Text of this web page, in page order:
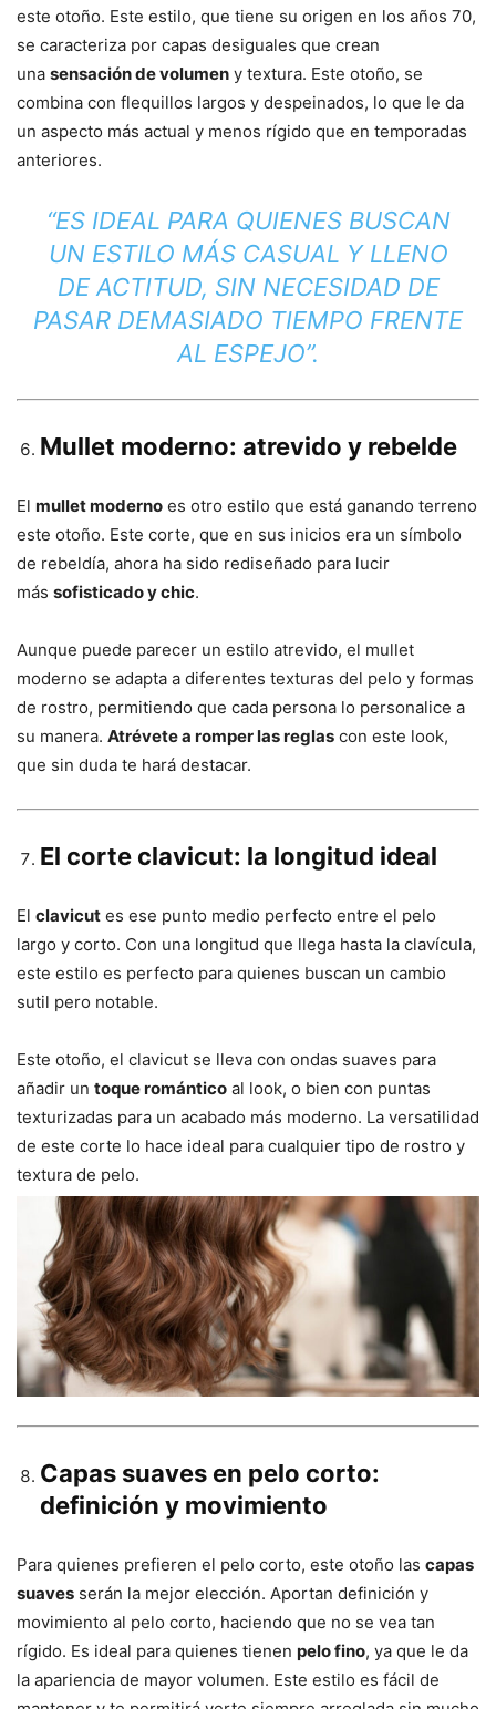
este otoño. Este estilo, que tiene su origen en los años 70,
se caracteriza por capas desiguales que crean
una sensación de volumen y textura. Este otoño, se
combina con flequillos largos y despeinados, lo que le da
un aspecto más actual y menos rígido que en temporadas
anteriores.
“ES IDEAL PARA QUIENES BUSCAN
UN ESTILO MÁS CASUAL Y LLENO
DE ACTITUD, SIN NECESIDAD DE
PASAR DEMASIADO TIEMPO FRENTE
AL ESPEJO”.
Mullet moderno: atrevido y rebelde
El mullet moderno es otro estilo que está ganando terreno
este otoño. Este corte, que en sus inicios era un símbolo
de rebeldía, ahora ha sido rediseñado para lucir
más sofisticado y chic.
Aunque puede parecer un estilo atrevido, el mullet
moderno se adapta a diferentes texturas del pelo y formas
de rostro, permitiendo que cada persona lo personalice a
su manera. Atrévete a romper las reglas con este look,
que sin duda te hará destacar.
El corte clavicut: la longitud ideal
El clavicut es ese punto medio perfecto entre el pelo
largo y corto. Con una longitud que llega hasta la clavícula,
este estilo es perfecto para quienes buscan un cambio
sutil pero notable.
Este otoño, el clavicut se lleva con ondas suaves para
añadir un toque romántico al look, o bien con puntas
texturizadas para un acabado más moderno. La versatilidad
de este corte lo hace ideal para cualquier tipo de rostro y
textura de pelo.
Capas suaves en pelo corto:
definición y movimiento
Para quienes prefieren el pelo corto, este otoño las capas
suaves serán la mejor elección. Aportan definición y
movimiento al pelo corto, haciendo que no se vea tan
rígido. Es ideal para quienes tienen pelo fino, ya que le da
la apariencia de mayor volumen. Este estilo es fácil de